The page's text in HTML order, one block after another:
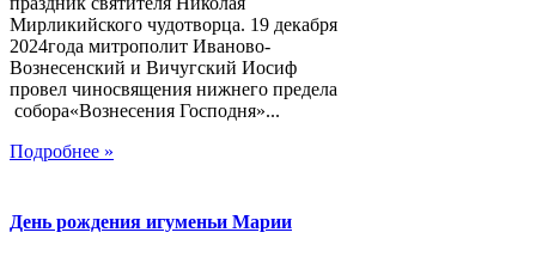
Мирликийского чудотворца. 19 декабря
2024года митрополит Иваново-
Вознесенский и Вичугский Иосиф
провел чиносвящения нижнего предела
собора«Вознесения Господня»...
Подробнее »
День рождения игуменьи Марии